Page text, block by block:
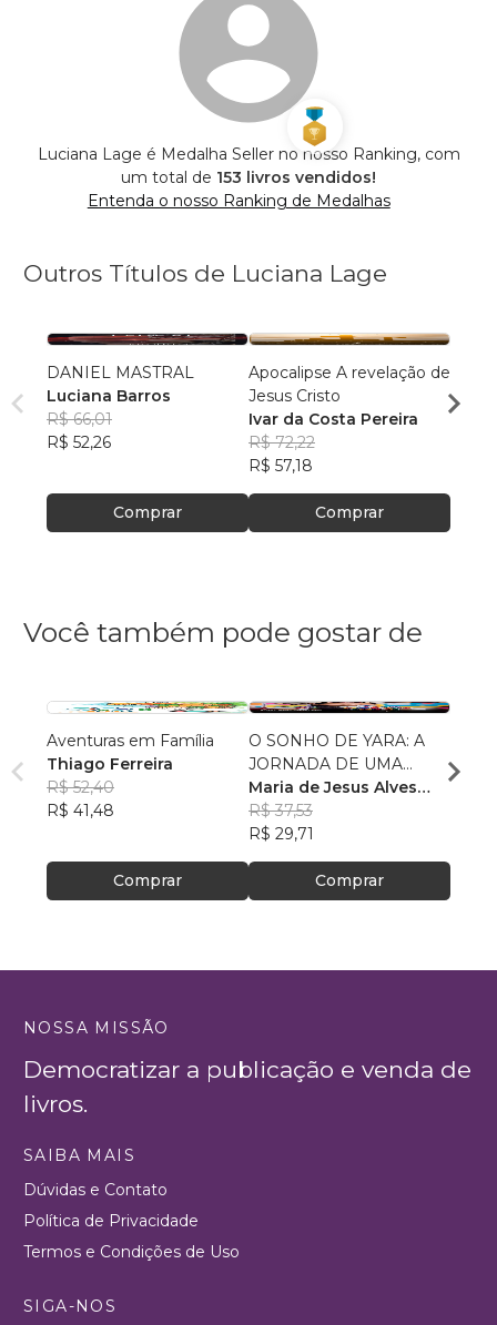
Luciana Lage é Medalha Seller no nosso Ranking, com
um total de 153 livros vendidos!
Entenda o nosso Ranking de Medalhas
Outros Títulos de Luciana Lage
DANIEL MASTRAL
Luciana Barros
R$ 66,01
R$ 52,26
Comprar
Apocalipse A revelação de
Jesus Cristo
Ivar da Costa Pereira
R$ 72,22
R$ 57,18
Comprar
Você também pode gostar de
Aventuras em Família
Thiago Ferreira
R$ 52,40
R$ 41,48
Comprar
O SONHO DE YARA: A
JORNADA DE UMA
MENINA INDÍGENA
Maria de Jesus Alves
dos Santos
R$ 37,53
R$ 29,71
Comprar
VOAR
NOSSA MISSÃO
Democratizar a publicação e venda de
livros.
SAIBA MAIS
Dúvidas e Contato
Política de Privacidade
Termos e Condições de Uso
SIGA-NOS